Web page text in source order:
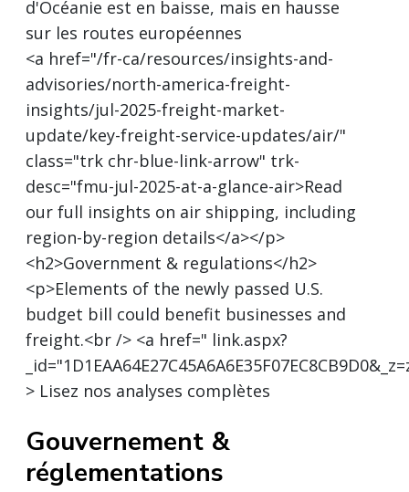
d'Océanie est en baisse, mais en hausse
sur les routes européennes
<a href="/fr-ca/resources/insights-and-
advisories/north-america-freight-
insights/jul-2025-freight-market-
update/key-freight-service-updates/air/"
class="trk chr-blue-link-arrow" trk-
desc="fmu-jul-2025-at-a-glance-air>Read
our full insights on air shipping, including
region-by-region details</a></p>
<h2>Government & regulations</h2>
<p>Elements of the newly passed U.S.
budget bill could benefit businesses and
freight.<br /> <a href=" link.aspx?
> Lisez nos analyses complètes
Gouvernement &
réglementations